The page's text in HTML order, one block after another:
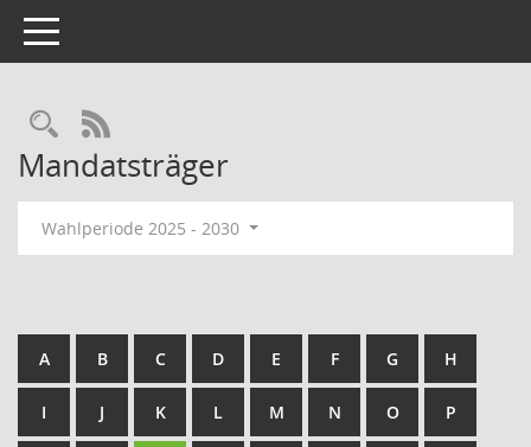
Toggle navigation
Rechercheauswahl
RSS-Feed
Mandatsträger
Wahlperiode 2025 - 2030
A B C D E F G H
I J K L M N O P